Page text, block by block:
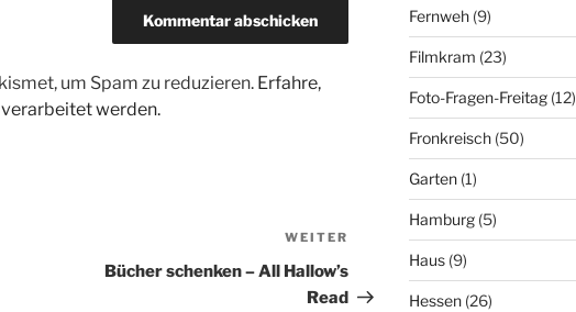
um Spam zu reduzieren. Erfahre,
werden.
Nächster
Beitrag
WEITER
Bücher schenken – All Hallow’s
Read
Fernweh(9)
Filmkram (23)
Foto-Fragen-Freitag(12)
Fronkreisch(50)
Garten(1)
Hamburg(5)
Haus(9)
Hessen(26)